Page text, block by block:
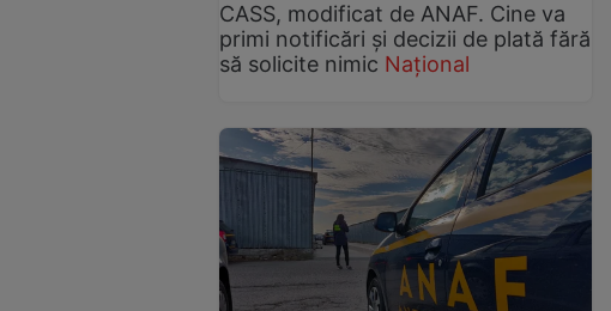
CASS, modificat de ANAF. Cine va
primi notificări și decizii de plată fără
să solicite nimic Național